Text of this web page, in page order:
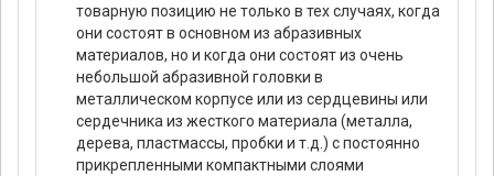
товарную позицию не только в тех случаях, когда
они состоят в основном из абразивных
материалов, но и когда они состоят из очень
небольшой абразивной головки в
металлическом корпусе или из сердцевины или
сердечника из жесткого материала (металла,
дерева, пластмассы, пробки и т.д.) с постоянно
прикрепленными компактными слоями